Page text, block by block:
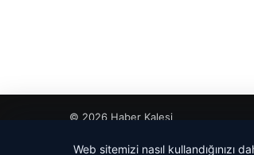
© 2026 Haber Kalesi
Web sitemizi nasıl